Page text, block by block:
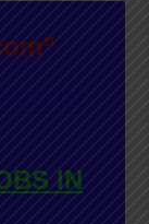
IN